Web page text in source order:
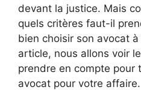
devant la justice. Mais
quels critères faut-il
bien choisir son avocat
article, nous allons voir
prendre en compte pour
avocat pour votre affaire.